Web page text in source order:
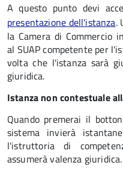
A questo punto devi
presentazione dell'istanza.
la Camera di Commercio
al SUAP competente per
volta che l'istanza sarà
giuridica.
Istanza non contestuale
Quando premerai il
sistema invierà
l'istruttoria di
assumerà valenza giuridica.